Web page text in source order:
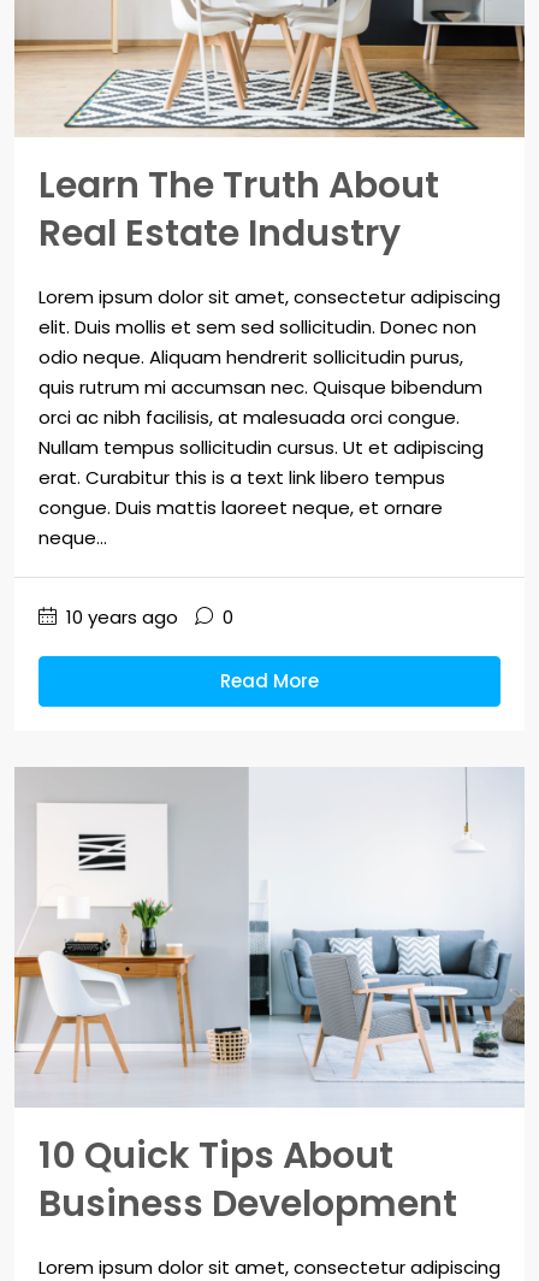
Learn The Truth About
Real Estate Industry
Lorem ipsum dolor sit amet, consectetur adipiscing
elit. Duis mollis et sem sed sollicitudin. Donec non
odio neque. Aliquam hendrerit sollicitudin purus,
quis rutrum mi accumsan nec. Quisque bibendum
orci ac nibh facilisis, at malesuada orci congue.
Nullam tempus sollicitudin cursus. Ut et adipiscing
erat. Curabitur this is a text link libero tempus
congue. Duis mattis laoreet neque, et ornare
neque...
10 years ago 0
Read More
10 Quick Tips About
Business Development
Lorem ipsum dolor sit amet, consectetur adipiscing